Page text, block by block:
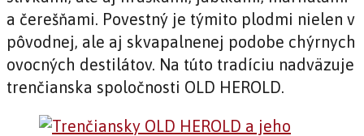
a čerešňami. Povestný je týmito plodmi nielen v
pôvodnej, ale aj skvapalnenej podobe chýrnych
ovocných destilátov. Na túto tradíciu nadväzuje
trenčianska spoločnosti OLD HEROLD.